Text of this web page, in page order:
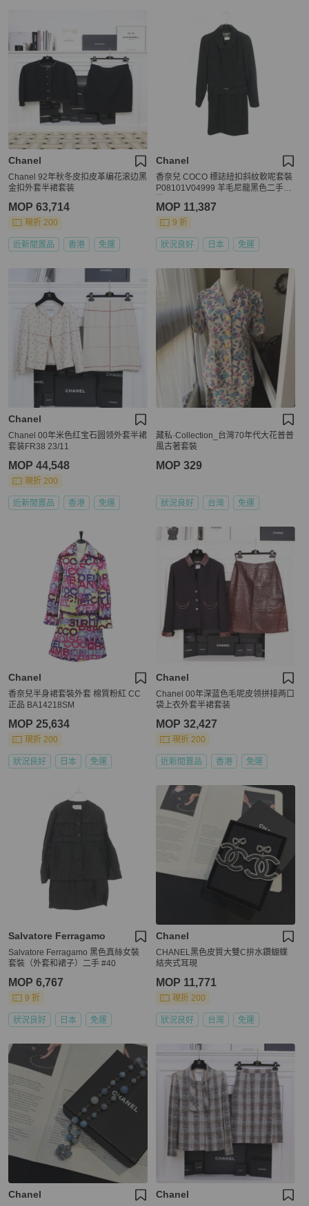
Chanel
Chanel 92年秋冬皮扣皮革编花滚边黑
金扣外套半裙套装
MOP 63,714
現折 200
近新閒置品 香港 免運
Chanel
香奈兒 COCO 標誌紐扣斜紋軟呢套裝
P08101V04999 羊毛尼龍黑色二手女
MOP 11,387
9 折
狀況良好 日本 免運
Chanel
Chanel 00年米色红宝石圆领外套半裙
套装FR38 23/11
MOP 44,548
現折 200
近新閒置品 香港 免運
藏私·Collection_台灣70年代大花普普
風古著套裝
MOP 329
狀況良好 台灣 免運
Chanel
香奈兒半身裙套裝外套 棉質粉紅 CC
正品 BA14218SM
MOP 25,634
現折 200
狀況良好 日本 免運
Chanel
Chanel 00年深蓝色毛呢皮领拼接两口
袋上衣外套半裙套装
MOP 32,427
現折 200
近新閒置品 香港 免運
Salvatore Ferragamo
Salvatore Ferragamo 黑色真絲女裝
套裝（外套和裙子）二手 #40
MOP 6,767
9 折
狀況良好 日本 免運
Chanel
CHANEL黑色皮質大雙C拚水鑽蝴蝶
結夾式耳現
MOP 11,771
現折 200
狀況良好 台灣 免運
Chanel Chanel